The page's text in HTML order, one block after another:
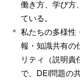
働き方、学び方
ている。
私たちの多様性
報・知識共有の
リティ（説明責
で、DEI問題の